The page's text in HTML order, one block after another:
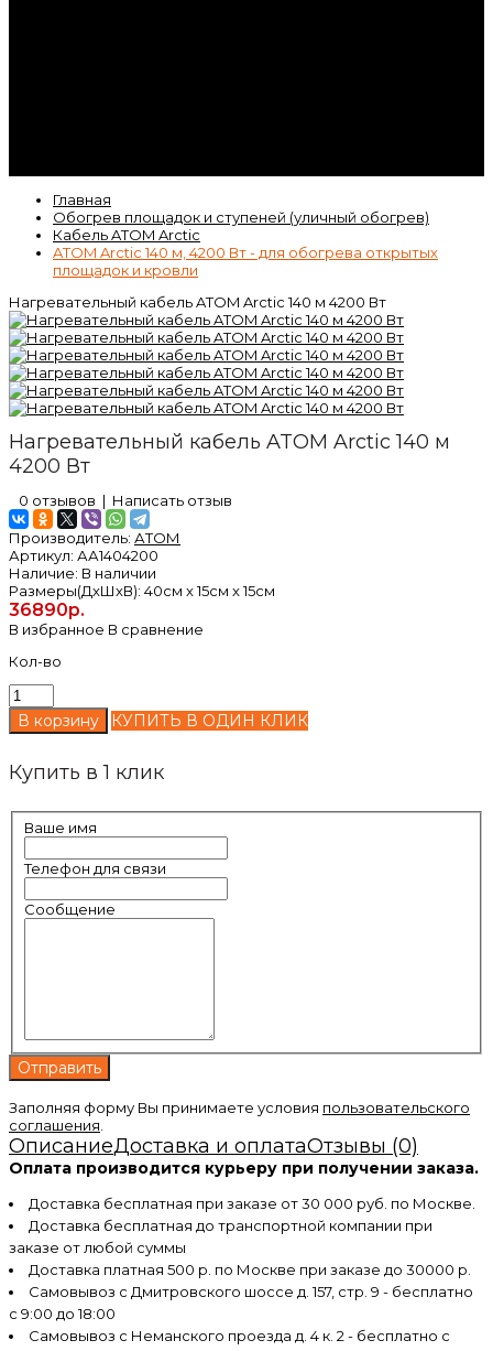
Главная
Обогрев площадок и ступеней (уличный обогрев)
Кабель ATOM Arctic
ATOM Arctic 140 м, 4200 Вт - для обогрева открытых
площадок и кровли
Нагревательный кабель ATOM Arctic 140 м 4200 Вт
Нагревательный кабель ATOM Arctic 140 м
4200 Вт
0 отзывов | Написать отзыв
Производитель: АТОМ
Артикул: АА1404200
Наличие: В наличии
Размеры(ДxШxВ): 40см x 15см x 15см
36890р.
В избранное В сравнение
Кол-во
КУПИТЬ В ОДИН КЛИК
Купить в 1 клик
Ваше имя
Телефон для связи
Сообщение
Заполняя форму Вы принимаете условия пользовательского
соглашения
ОписаниеДоставка и оплатаОтзывы (0)
Оплата производится курьеру при получении заказа.
Доставка бесплатная при заказе от 30 000 руб. по Москве.
Доставка бесплатная до транспортной компании при
заказе от любой суммы
Доставка платная 500 р. по Москве при заказе до 30000 р.
Самовывоз с Дмитровского шоссе д. 157, стр. 9 - бесплатно
с 9:00 до 18:00
Самовывоз с Неманского проезда д. 4 к. 2 - бесплатно с